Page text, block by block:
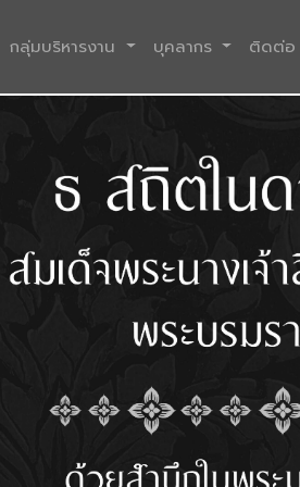
กลุ่มบริหารงาน บุคลากร ติดต่อ